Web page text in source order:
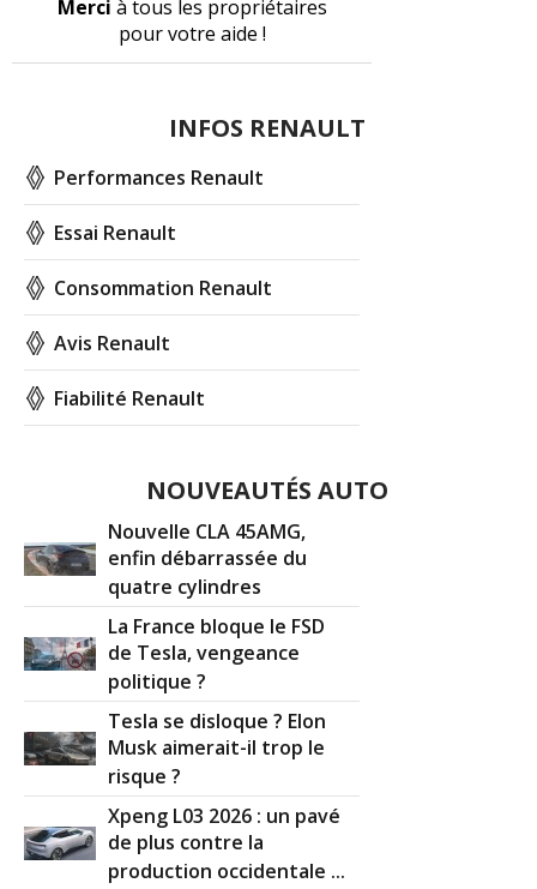
Merci à tous les propriétaires
pour votre aide !
INFOS RENAULT
Performances Renault
Essai Renault
Consommation Renault
Avis Renault
Fiabilité Renault
NOUVEAUTÉS AUTO
Nouvelle CLA 45AMG,
enfin débarrassée du
quatre cylindres
La France bloque le FSD
de Tesla, vengeance
politique ?
Tesla se disloque ? Elon
Musk aimerait-il trop le
risque ?
Xpeng L03 2026 : un pavé
de plus contre la
production occidentale ...